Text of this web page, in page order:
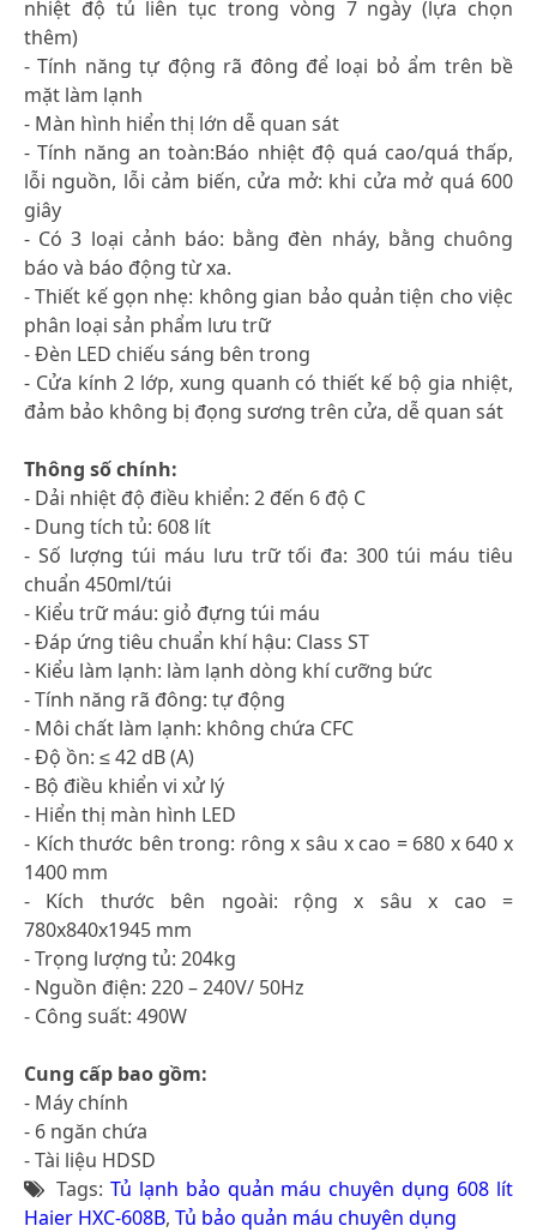
nhiệt độ tủ liên tục trong vòng 7 ngày (lựa chọn
thêm)
- Tính năng tự động rã đông để loại bỏ ẩm trên bề
mặt làm lạnh
- Màn hình hiển thị lớn dễ quan sát
- Tính năng an toàn:Báo nhiệt độ quá cao/quá thấp,
lỗi nguồn, lỗi cảm biến, cửa mở: khi cửa mở quá 600
giây
- Có 3 loại cảnh báo: bằng đèn nháy, bằng chuông
báo và báo động từ xa.
- Thiết kế gọn nhẹ: không gian bảo quản tiện cho việc
phân loại sản phẩm lưu trữ
- Đèn LED chiếu sáng bên trong
- Cửa kính 2 lớp, xung quanh có thiết kế bộ gia nhiệt,
đảm bảo không bị đọng sương trên cửa, dễ quan sát
Thông số chính:
- Dải nhiệt độ điều khiển: 2 đến 6 độ C
- Dung tích tủ: 608 lít
- Số lượng túi máu lưu trữ tối đa: 300 túi máu tiêu
chuẩn 450ml/túi
- Kiểu trữ máu: giỏ đựng túi máu
- Đáp ứng tiêu chuẩn khí hậu: Class ST
- Kiểu làm lạnh: làm lạnh dòng khí cưỡng bức
- Tính năng rã đông: tự động
- Môi chất làm lạnh: không chứa CFC
- Độ ồn: ≤ 42 dB (A)
- Bộ điều khiển vi xử lý
- Hiển thị màn hình LED
- Kích thước bên trong: rông x sâu x cao = 680 x 640 x
1400 mm
- Kích thước bên ngoài: rộng x sâu x cao =
780x840x1945 mm
- Trọng lượng tủ: 204kg
- Nguồn điện: 220 – 240V/ 50Hz
- Công suất: 490W
Cung cấp bao gồm:
- Máy chính
- 6 ngăn chứa
- Tài liệu HDSD
Tags: Tủ lạnh bảo quản máu chuyên dụng 608 lít
Haier HXC-608B, Tủ bảo quản máu chuyên dụng